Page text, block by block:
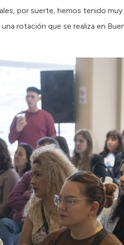
por suerte, hemos tenido
rotación que se realiza en